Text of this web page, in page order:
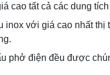
cao tất cả các dung
inox với giá cao nhất
phở điện đều được